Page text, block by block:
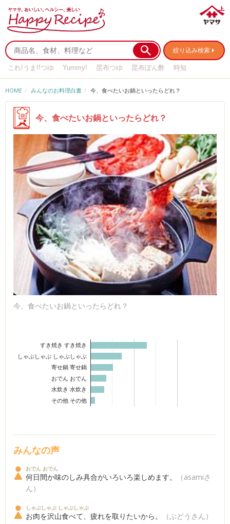
絞り込み検索
これ!うま!!つゆ Yummy! 昆布つゆ 昆布ぽん酢
時短
HOME
みんなのお料理白書 今、食べたいお鍋といったらどれ？
今、食べたいお鍋といったらどれ？
今、食べたいお鍋といったらどれ？
すき焼き すき焼き
しゃぶしゃぶ しゃぶしゃぶ
寄せ鍋 寄せ鍋
おでん おでん
水炊き 水炊き
その他 その他
みんなの声
おでん おでん
何日間か味のしみ具合がいろいろ楽しめます。
（asamiさ
ん）
しゃぶしゃぶ しゃぶしゃぶ
お肉を沢山食べて、疲れを取りたいから。 （ぶどうさん）